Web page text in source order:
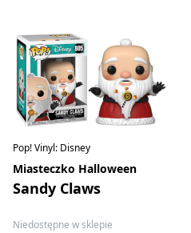
Pop! Vinyl: Disney
Miasteczko Halloween
Sandy Claws
Niedostępne w sklepie